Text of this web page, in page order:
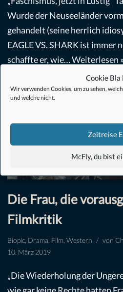
Cookie Bla
Wir verwenden Cookies, um zu sehen,
und welche nicht.
Zeitreise
McFly, du bist
Wurde der Neuseeländer
gehandelt (seine herrlich
EAGLE VS. SHARK ist immer
schaffte er, wie…Weiterlesen »
Die Frau, die
Filmkritik
Biopic Drama Film Western von
10. März 2019
„Die Wiederholung der